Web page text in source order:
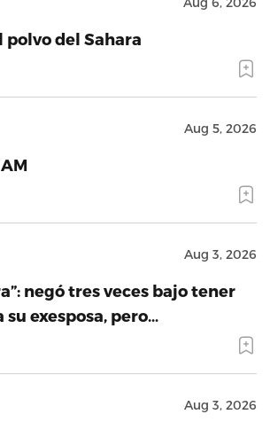
polvo del Sahara
Aug 5, 2026
Aug 3, 2026
negó tres veces bajo tener
exesposa, pero…
Aug 3, 2026